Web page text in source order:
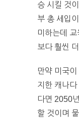
승 시킬 것
부 총 세입
미하는데
보다 훨씬
만약 미국
지한 캐나
다면 2050
할 것이며